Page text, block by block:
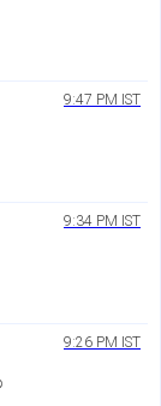
9:47 PM IST
9:34 PM IST
9:26 PM IST